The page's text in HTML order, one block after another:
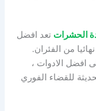
الحشرات تعد افضل
من الفئران.
افضل الادوات ،
للقضاء الفوري